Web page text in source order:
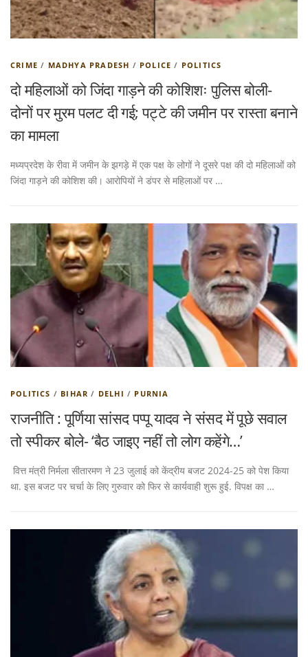
CRIME / MADHYA PRADESH / POLICE / POLITICS
दो महिलाओं को जिंदा गाड़ने की कोशिशः पुलिस बोली-
दोनों पर मुरम पलट दी गई; पट्टे की जमीन पर रास्ता बनाने
का मामला
मध्यप्रदेश के रीवा में जमीन के झगड़े में एक पक्ष के लोगों ने दूसरे पक्ष की दो महिलाओं को
जिंदा गाड़ने की कोशिश की। आरोपियों ने डंपर से महिलाओं पर …
POLITICS / BIHAR / DELHI / PURNIA
राजनीति : पूर्णिया सांसद पप्पू यादव ने संसद में पूछे सवाल
तो स्पीकर बोले- ‘बैठ जाइए नहीं तो लोग कहेंगे…’
वित्त मंत्री निर्मला सीतारमण ने 23 जुलाई को केंद्रीय बजट 2024-25 को पेश किया
था. इस बजट पर चर्चा के लिए गुरुवार को फिर से कार्यवाही शुरू हुई. विपक्ष का …